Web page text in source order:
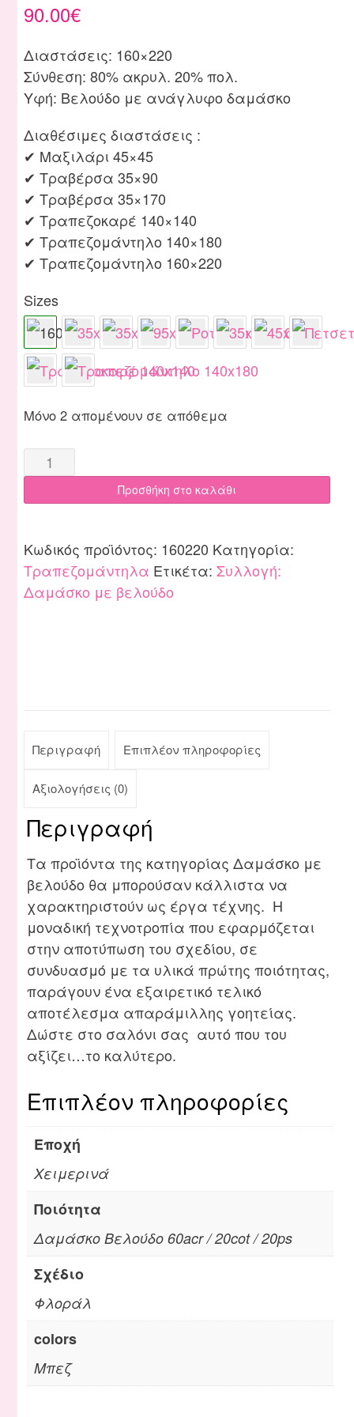
90.00€
Διαστάσεις: 160×220
Σύνθεση: 80% ακρυλ. 20% πολ.
Υφή: Βελούδο με ανάγλυφο δαμάσκο
Διαθέσιμες διαστάσεις :
✔ Μαξιλάρι 45×45
✔ Τραβέρσα 35×90
✔ Τραβέρσα 35×170
✔ Τραπεζοκαρέ 140×140
✔ Τραπεζομάντηλο 140×180
✔ Τραπεζομάντηλο 160×220
Sizes
Μόνο 2 απομένουν σε απόθεμα
Τραπεζομάντηλο
160x220
Δαμάσκο
μπεζ
quantity
Προσθήκη στο καλάθι
Κωδικός προϊόντος: 160220 Κατηγορία:
Τραπεζομάντηλα Ετικέτα: Συλλογή:
Δαμάσκο με βελούδο
Περιγραφή Επιπλέον πληροφορίες
Αξιολογήσεις (0)
Περιγραφή
Τα προϊόντα της κατηγορίας Δαμάσκο με
βελούδο θα μπορούσαν κάλλιστα να
χαρακτηριστούν ως έργα τέχνης. Η
μοναδική τεχνοτροπία που εφαρμόζεται
στην αποτύπωση του σχεδίου, σε
συνδυασμό με τα υλικά πρώτης ποιότητας,
παράγουν ένα εξαιρετικό τελικό
αποτέλεσμα απαράμιλλης γοητείας.
Δώστε στο σαλόνι σας αυτό που του
αξίζει…το καλύτερο.
Επιπλέον πληροφορίες
Εποχή
Χειμερινά
Ποιότητα
Δαμάσκο Βελούδο 60acr / 20cot / 20ps
Σχέδιο
Φλοράλ
colors
Μπεζ